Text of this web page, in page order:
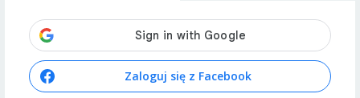
Zaloguj się z Facebook